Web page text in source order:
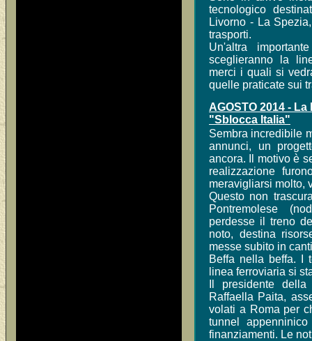
tecnologico
Livorno - La
trasporti.
Un'altra
sceglieranno la
merci i quali si
quelle praticate sui
AGOSTO 2014 -
"Sblocca Italia"
Sembra incredibile
annunci, un
ancora. Il motivo è
realizzazione
meravigliarsi molto,
Questo non
Pontremolese
perdesse il treno
noto, destina
messe subito in
Beffa nella beffa. I
linea ferroviaria si
Il presidente
Raffaella Paita,
volati a Roma per
tunnel
finanziamenti. Le